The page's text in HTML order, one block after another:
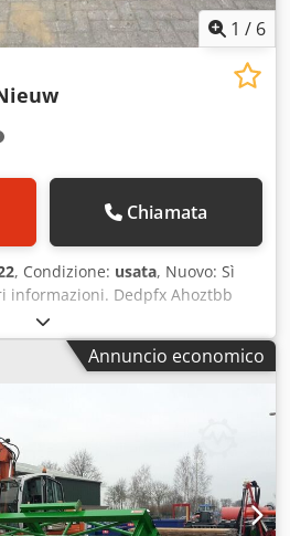
1 / 6
Chiamata
, Condizione: usata, Nuovo: Sì
informazioni. Dedpfx Ahoztbb
Annuncio economico